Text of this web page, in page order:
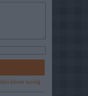
bliver synlig